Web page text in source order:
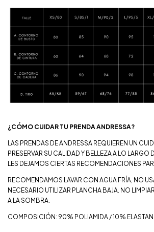
¿CÓMO CUIDAR TU PRENDA ANDRESSA?
LAS PRENDAS DE ANDRESSA REQUIEREN UN
PRESERVAR SU CALIDAD Y BELLEZA A LO LARGO
LES DEJAMOS CIERTAS RECOMENDACIONES
RECOMENDAMOS LAVAR CON AGUA FRÍA, NO
NECESARIO UTILIZAR PLANCHA BAJA. NO
A LA SOMBRA.
COMPOSICIÓN: 90% POLIAMIDA / 10%